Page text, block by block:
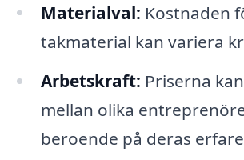
Materialval: Kostnaden
takmaterial kan variera
Arbetskraft: Priserna
mellan olika
beroende på deras